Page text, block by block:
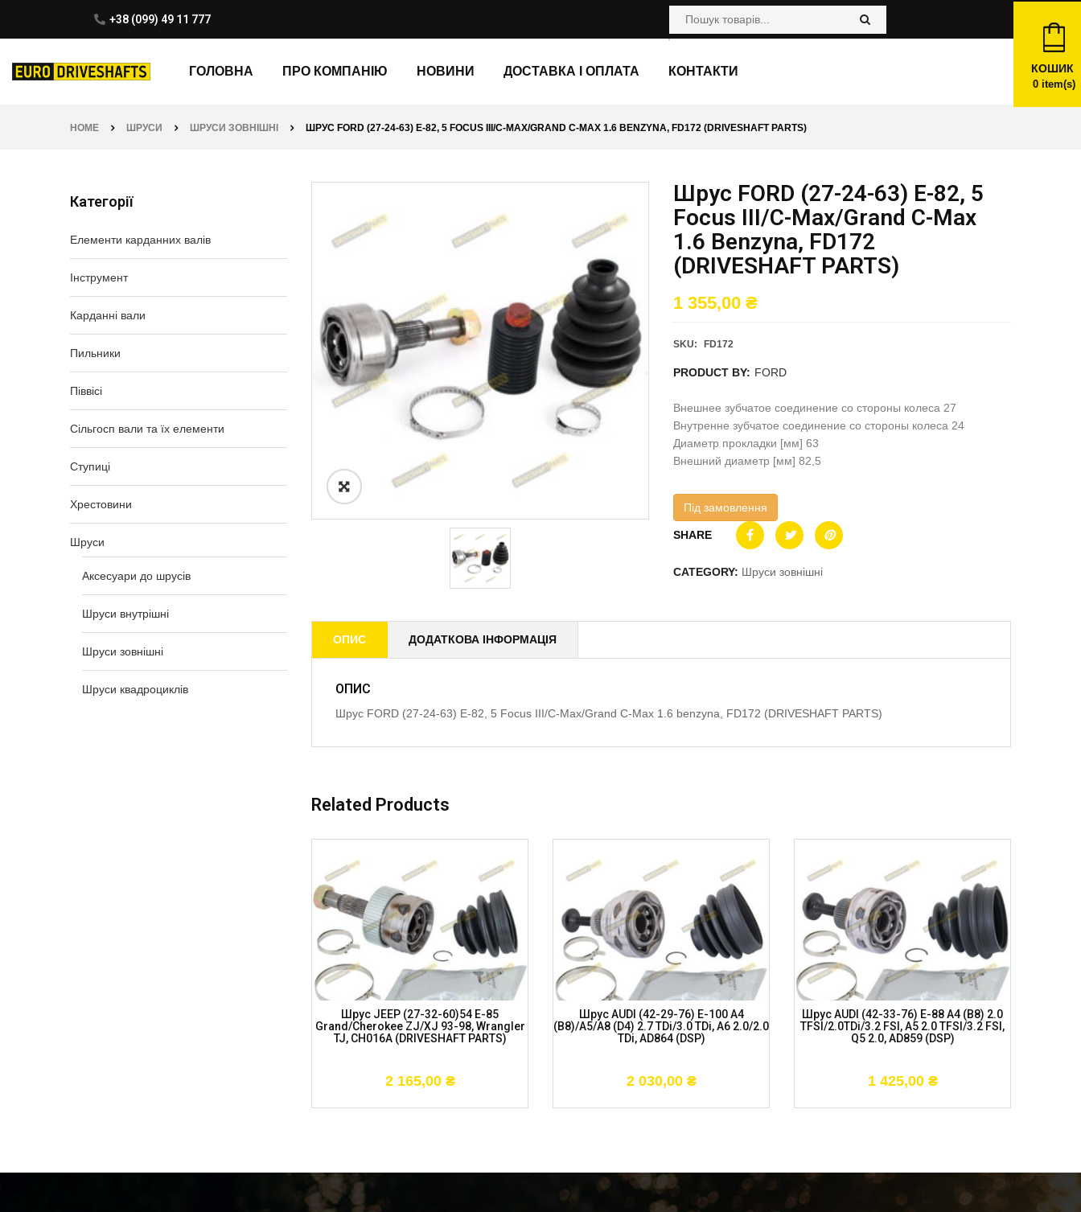
+38 (099) 49 11 777
ГОЛОВНА ПРО КОМПАНІЮ НОВИНИ ДОСТАВКА І ОПЛАТА КОНТАКТИ КОШИК
0item(s)
HOME ШРУСИ ШРУСИ ЗОВНІШНІ ШРУС FORD (27-24-63) E-82, 5 FOCUS III/C-MAX/GRAND C-MAX 1.6 BENZYNA, FD172 (DRIVESHAFT PARTS)
Категорії
Елементи карданних валів
Інструмент
Карданні вали
Пильники
Піввісі
Сільгосп вали та їх елементи
Ступиці
Хрестовини
Шруси
Аксесуари до шрусів
Шруси внутрішні
Шруси зовнішні
Шруси квадроциклів
Шрус FORD (27-24-63) E-82, 5
Focus III/C-Max/Grand C-Max
1.6 Benzyna, FD172
(DRIVESHAFT PARTS)
1 355,00 ₴
SKU: FD172
PRODUCT BY: FORD
Внешнее зубчатое соединение со стороны колеса 27
Внутренне зубчатое соединение со стороны колеса 24
Диаметр прокладки [мм] 63
Внешний диаметр [мм] 82,5
Під замовлення
SHARE
CATEGORY: Шруси зовнішні
ОПИС ДОДАТКОВА ІНФОРМАЦІЯ
ОПИС
Шрус FORD (27-24-63) E-82, 5 Focus III/C-Max/Grand C-Max 1.6 benzyna, FD172 (DRIVESHAFT PARTS)
Related Products
Шрус JEEP (27-32-60)54 E-85
Grand/Cherokee ZJ/XJ 93-98, Wrangler
TJ, CH016A (DRIVESHAFT PARTS)
2 165,00 ₴
Шрус AUDI (42-29-76) E-100 A4
(B8)/A5/A8 (D4) 2.7 TDi/3.0 TDi, A6 2.0/2.0
TDi, AD864 (DSP)
2 030,00 ₴
Шрус AUDI (42-33-76) E-88 A4 (B8) 2.0
TFSI/2.0TDi/3.2 FSI, A5 2.0 TFSI/3.2 FSI,
Q5 2.0, AD859 (DSP)
1 425,00 ₴